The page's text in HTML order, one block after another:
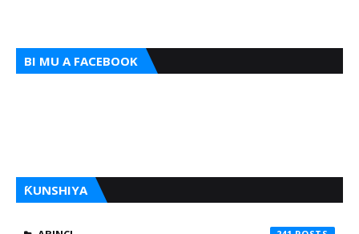
BI MU A FACEBOOK
ƘUNSHIYA